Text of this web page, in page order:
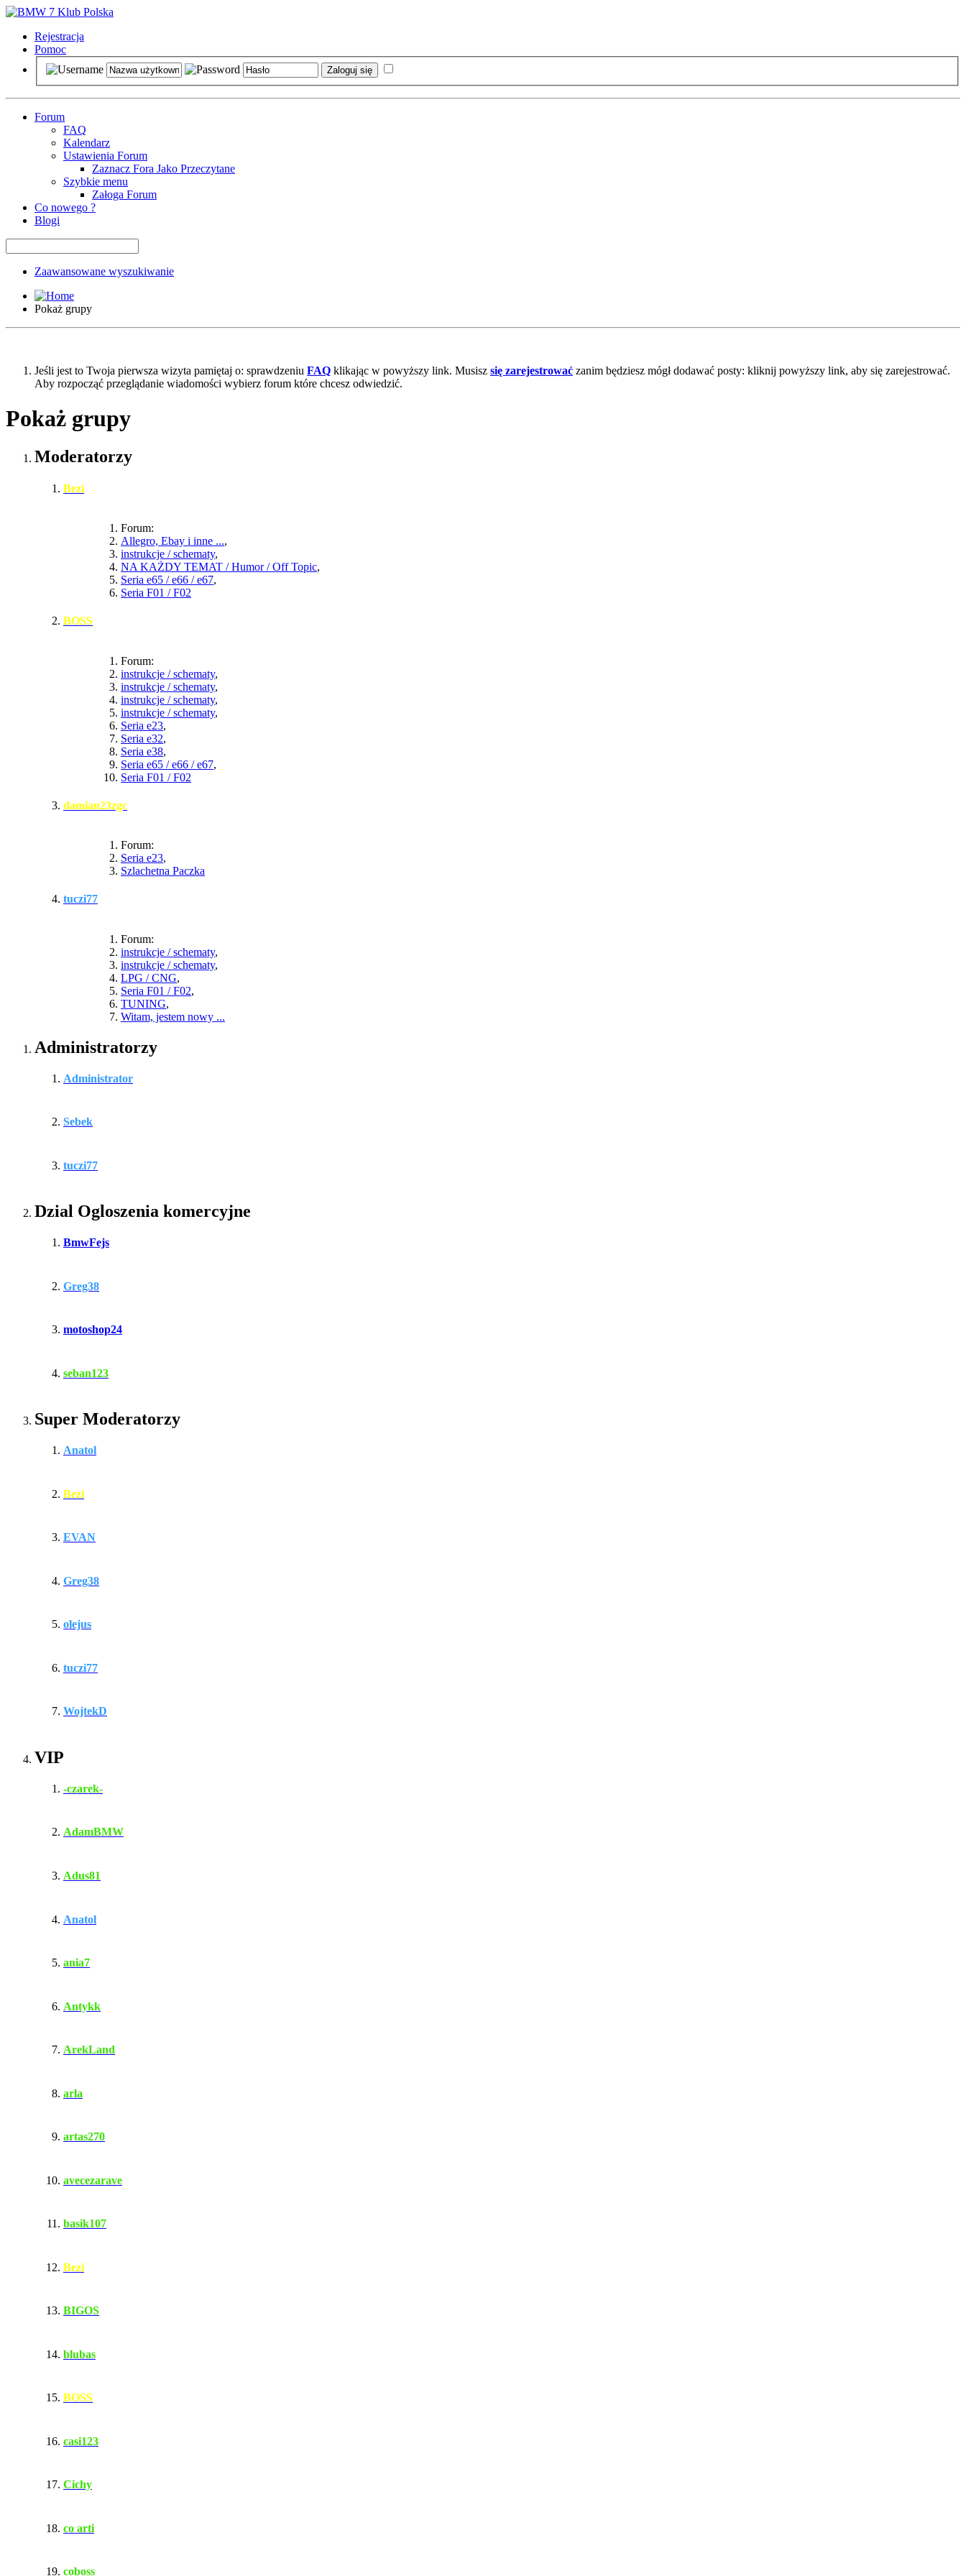
Rejestracja
Pomoc
Forum
FAQ
Kalendarz
Ustawienia Forum
Zaznacz Fora Jako Przeczytane
Szybkie menu
Załoga Forum
Co nowego ?
Blogi
Zaawansowane wyszukiwanie
Pokaż grupy
Jeśli jest to Twoja pierwsza wizyta pamiętaj o: sprawdzeniu FAQ klikając w powyższy link. Musisz się zarejestrować zanim będziesz mógł dodawać posty: kliknij powyższy link, aby się zarejestrować.
Aby rozpocząć przeglądanie wiadomości wybierz forum które chcesz odwiedzić.
Pokaż grupy
Moderatorzy
Bezi
Forum:
Allegro, Ebay i inne ...,
instrukcje / schematy,
NA KAŻDY TEMAT / Humor / Off Topic,
Seria e65 / e66 / e67,
Seria F01 / F02
BOSS
Forum:
instrukcje / schematy,
instrukcje / schematy,
instrukcje / schematy,
instrukcje / schematy,
Seria e23,
Seria e32,
Seria e38,
Seria e65 / e66 / e67,
Seria F01 / F02
damian23zgc
Forum:
Seria e23,
Szlachetna Paczka
tuczi77
Forum:
instrukcje / schematy,
instrukcje / schematy,
LPG / CNG,
Seria F01 / F02,
TUNING,
Witam, jestem nowy ...
Administratorzy
Administrator
Sebek
tuczi77
Dzial Ogloszenia komercyjne
BmwFejs
Greg38
motoshop24
seban123
Super Moderatorzy
Anatol
Bezi
EVAN
Greg38
olejus
tuczi77
WojtekD
VIP
-czarek-
AdamBMW
Adus81
Anatol
ania7
Antykk
ArekLand
arla
artas270
avecezarave
basik107
Bezi
BIGOS
blubas
BOSS
casi123
Cichy
co arti
coboss